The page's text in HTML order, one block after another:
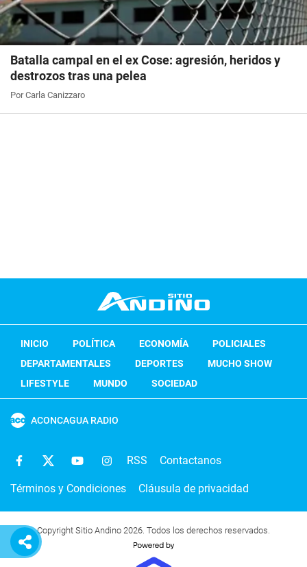
Batalla campal en el ex Cose: agresión, heridos y
destrozos tras una pelea
Por Carla Canizzaro
INICIO POLÍTICA ECONOMÍA
POLICIALES
DEPARTAMENTALES
DEPORTES
MUCHO SHOW
LIFESTYLE
MUNDO SOCIEDAD
ACONCAGUA RADIO
RSS Contactanos
Términos y Condiciones Cláusula de privacidad
Copyright Sitio Andino 2026. Todos los derechos reservados.